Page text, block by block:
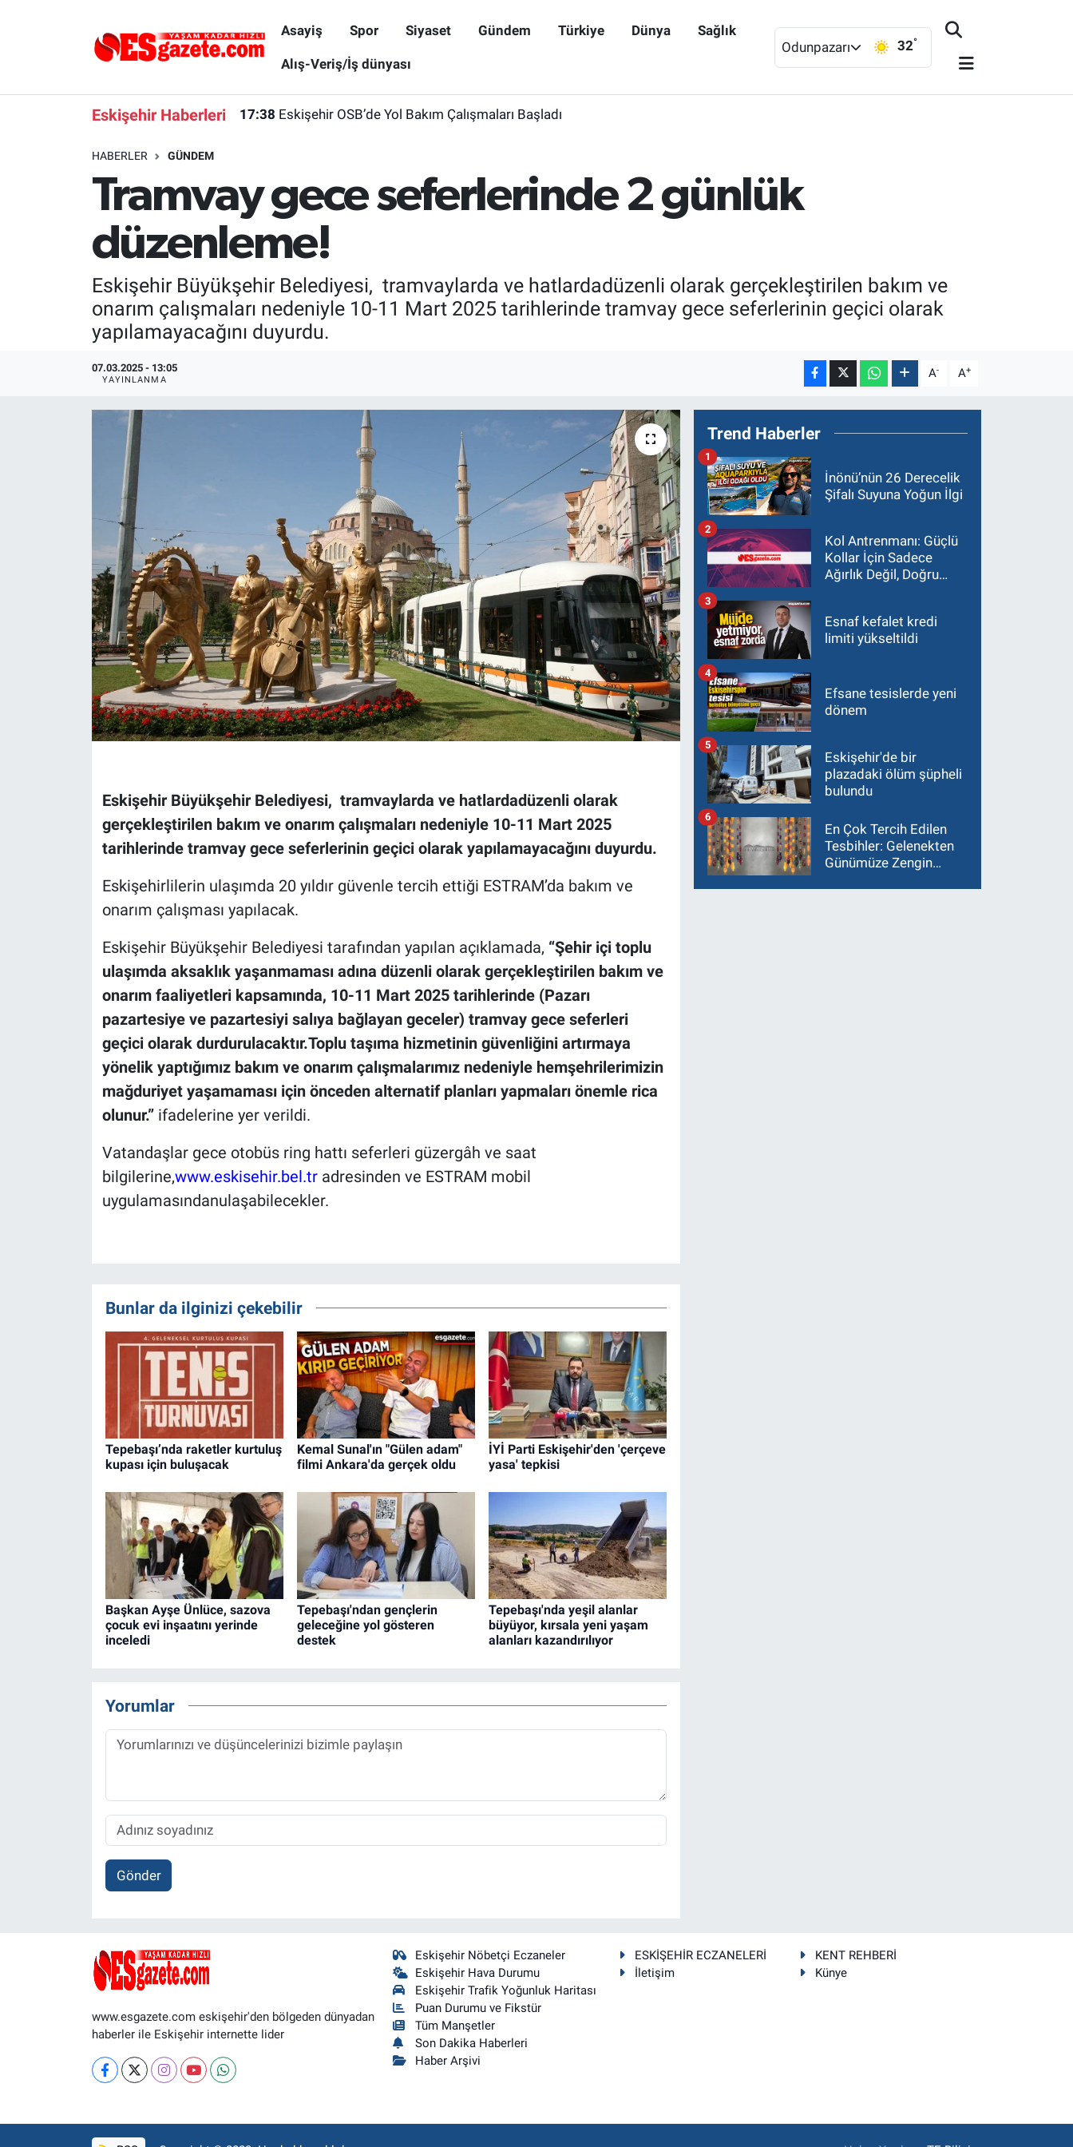
Asayiş Spor Siyaset Gündem Türkiye Dünya Sağlık
Alış-Veriş/İş dünyası
Odunpazarı 32°
Eskişehir Haberleri 17:38 Eskişehir OSB’de Yol Bakım Çalışmaları Başladı
HABERLER GÜNDEM
Tramvay gece seferlerinde 2 günlük
düzenleme!
Eskişehir Büyükşehir Belediyesi, tramvaylarda ve hatlardadüzenli olarak gerçekleştirilen bakım ve
onarım çalışmaları nedeniyle 10-11 Mart 2025 tarihlerinde tramvay gece seferlerinin geçici olarak
yapılamayacağını duyurdu.
07.03.2025 - 13:05
YAYINLANMA A- A+
Eskişehir Büyükşehir Belediyesi, tramvaylarda ve hatlardadüzenli olarak
gerçekleştirilen bakım ve onarım çalışmaları nedeniyle 10-11 Mart 2025
tarihlerinde tramvay gece seferlerinin geçici olarak yapılamayacağını duyurdu.
Eskişehirlilerin ulaşımda 20 yıldır güvenle tercih ettiği ESTRAM’da bakım ve
onarım çalışması yapılacak.
Eskişehir Büyükşehir Belediyesi tarafından yapılan açıklamada, “Şehir içi toplu
ulaşımda aksaklık yaşanmaması adına düzenli olarak gerçekleştirilen bakım ve
onarım faaliyetleri kapsamında, 10-11 Mart 2025 tarihlerinde (Pazarı
pazartesiye ve pazartesiyi salıya bağlayan geceler) tramvay gece seferleri
geçici olarak durdurulacaktır.Toplu taşıma hizmetinin güvenliğini artırmaya
yönelik yaptığımız bakım ve onarım çalışmalarımız nedeniyle hemşehrilerimizin
mağduriyet yaşamaması için önceden alternatif planları yapmaları önemle rica
olunur.” ifadelerine yer verildi.
Vatandaşlar gece otobüs ring hattı seferleri güzergâh ve saat
bilgilerine,www.eskisehir.bel.tradresinden ve ESTRAM mobil
uygulamasındanulaşabilecekler.
Bunlar da ilginizi çekebilir
Tepebaşı’nda raketler kurtuluş
kupası için buluşacak
Kemal Sunal'ın "Gülen adam"
filmi Ankara'da gerçek oldu
İYİ Parti Eskişehir'den 'çerçeve
yasa' tepkisi
Başkan Ayşe Ünlüce, sazova
çocuk evi inşaatını yerinde
inceledi
Tepebaşı'ndan gençlerin
geleceğine yol gösteren
destek
Tepebaşı'nda yeşil alanlar
büyüyor, kırsala yeni yaşam
alanları kazandırılıyor
Yorumlar
Gönder
Trend Haberler
İnönü’nün 26 Derecelik
Şifalı Suyuna Yoğun İlgi
1
Kol Antrenmanı: Güçlü
Kollar İçin Sadece
Ağırlık Değil, Doğru
2
Esnaf kefalet kredi
limiti yükseltildi
3
Efsane tesislerde yeni
dönem
4
Eskişehir'de bir
plazadaki ölüm şüpheli
bulundu
5
En Çok Tercih Edilen
Tesbihler: Gelenekten
Günümüze Zengin
6
www.esgazete.com eskişehir'den bölgeden dünyadan
haberler ile Eskişehir internette lider
Eskişehir Nöbetçi Eczaneler
Eskişehir Hava Durumu
Eskişehir Trafik Yoğunluk Haritası
Puan Durumu ve Fikstür
Tüm Manşetler
Son Dakika Haberleri
Haber Arşivi
ESKİŞEHİR ECZANELERİ
KENT REHBERİ
İletişim
Künye
Gündem
Alış-Veriş/İş dünyası
Eskişehirspor Arşivi
Eskişehir Arşivi
Ekonomi
Kültür Sanat
Magazin
Bilim ve Teknoloji
Eskişehir Nöbetçi Eczaneler
Süper Lig Puan Durumu ve Fikstür
Tüm Manşetler
Haber Arşivi